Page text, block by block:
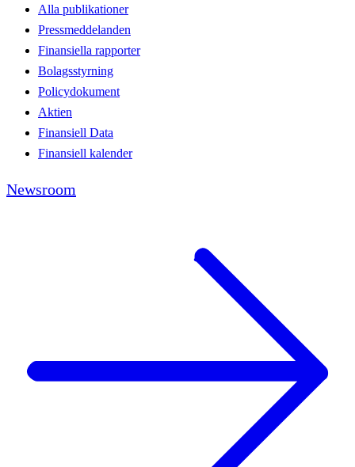
Alla publikationer
Pressmeddelanden
Finansiella rapporter
Bolagsstyrning
Policydokument
Aktien
Finansiell Data
Finansiell kalender
Newsroom